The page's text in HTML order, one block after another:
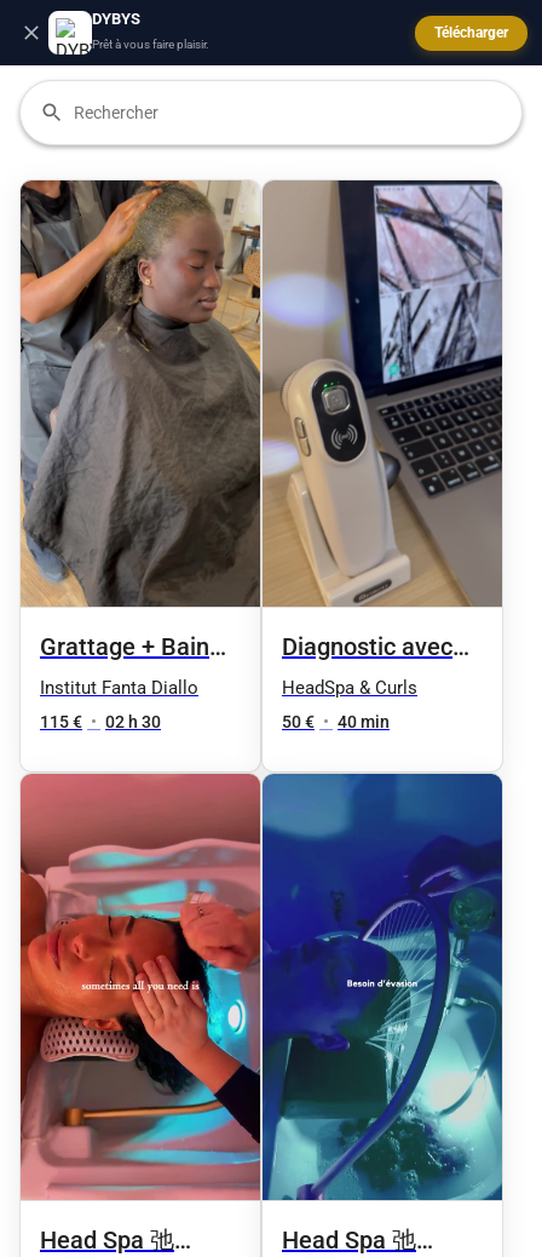
DYBYS
Prêt à vous faire plaisir.
Télécharger
Grattage + Bain
d’huiles + lavage +
massage
Institut Fanta Diallo
115 € • 02 h 30
Diagnostic avec
caméra
(prévention,
HeadSpa & Curls
50 € • 40 min
Head Spa 弛
Head Spa 弛